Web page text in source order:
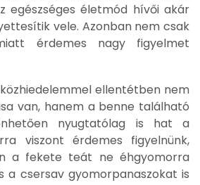
egészséges életmód hívői akár
vele. Azonban nem csak
érdemes nagy figyelmet
ellentétben nem
van, hanem a benne található
nyugtatólag is hat a
viszont érdemes figyelnünk,
a fekete teát ne éhgyomorra
a csersav gyomorpanaszokat is